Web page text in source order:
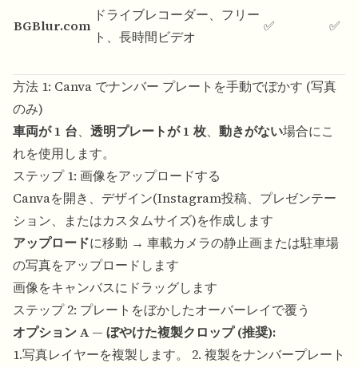
BGBlur.com
ドライブレコーダー、フリー
ト、長時間ビデオ
✅ ✅
方法 1: Canva でナンバー プレートを手動でぼかす (写真
のみ)
車両が 1 台、 透明プレートが 1 枚、 動きがない場合にこ
れを使用します。
ステップ 1: 画像をアップロードする
Canvaを開き、デザイン(Instagram投稿、プレゼンテー
ション、またはカスタムサイズ)を作成します
アップロードに移動 → 車載カメラの静止画または駐車場
の写真をアップロードします
画像をキャンバスにドラッグします
ステップ 2: プレートをぼかしたオーバーレイで覆う
オプション A — ぼやけた複製クロップ (推奨):
1.写真レイヤーを複製します。 2. 複製をナンバープレート